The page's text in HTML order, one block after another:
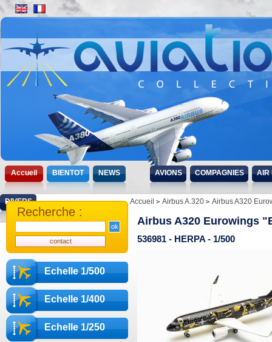
Accueil BIENTOT NEWS AVIONS COMPAGNIES AIR
DIVERS
Echelle 1/500
Echelle 1/400
Echelle 1/250
Recherche :
Accueil Airbus A.320 Airbus A320
Airbus A320 Eurowings
536981 - HERPA - 1/500